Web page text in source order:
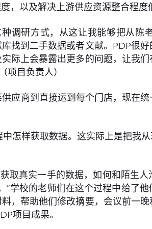
，以及解决上游供应资源整合程度
调研方式，从这让我能够把从陈
找到二手数据或者文献。PDP很
际上会暴露出更多的问题，让我
项目负责人）
应商到直接运到每个门店，现在
怎样获取数据。这实际上是把我
取真实一手的数据，如何和陌生
学校的老师们在这个过程中给了
，帮助他们修改摘要，会议前一
项目成果。